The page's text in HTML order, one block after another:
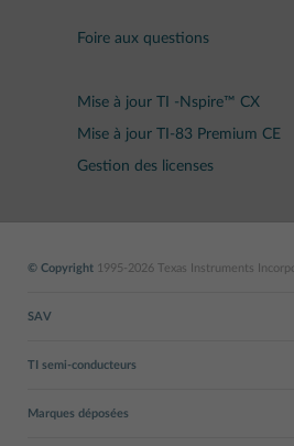
Foire aux questions
Mise à jour TI -Nspire™ CX
Mise à jour TI-83 Premium CE
Gestion des licenses
© Copyright 1995-2026 Texas Instruments
SAV
TI semi-conducteurs
Marques déposées